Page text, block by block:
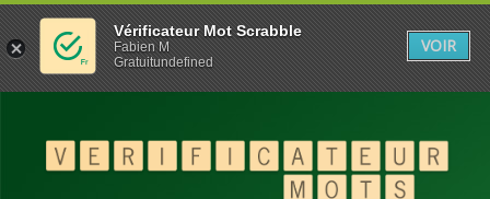
Vérificateur Mot Scrabble
Fabien M
Gratuitundefined
VOIR